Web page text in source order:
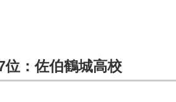
位：佐伯鶴城高校